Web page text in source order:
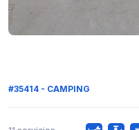
#35414 - CAMPING